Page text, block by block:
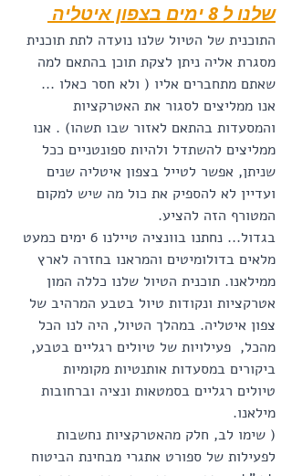
שלנו ל 8 ימים בצפון איטליה
התוכנית של הטיול שלנו נועדה לתת תוכנית
מסגרת אליה ניתן לצקת תוכן בהתאם למה
שאתם מתחברים אליו ( ולא חסר כאלו ...
אנו ממליצים לסגור את האטרקציות
והמסעדות בהתאם לאזור שבו תשהו) . אנו
ממליצים להשתדל ולהיות ספונטניים ככל
שניתן, אפשר לטייל בצפון איטליה שנים
ועדיין לא להספיק את כול מה שיש למקום
המטורף הזה להציע.
בגדול... נחתנו בוונציה טיילנו 6 ימים כמעט
מלאים בדולומיטים והמראנו בחזרה לארץ
ממילאנו. תוכנית הטיול שלנו כללה המון
אטרקציות ונקודות טיול בטבע המרהיב של
צפון איטליה. במהלך הטיול, היה לנו הכל
מהכל,  פעילויות של טיולים רגליים בטבע,
ביקורים במסעדות אותנטיות מקומיות
טיולים רגליים בסמטאות ונציה וברחובות
מילאנו.
( שימו לב, חלק מהאטרקציות נחשבות
לפעילות של ספורט אתגרי מבחינת הביטוח